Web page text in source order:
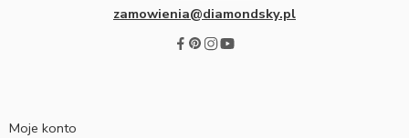
zamowienia@diamondsky.pl
Moje konto